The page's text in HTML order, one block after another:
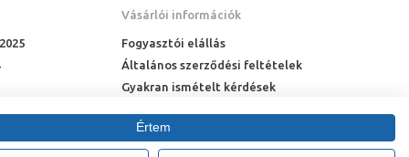
Vásárlói információk
Fogyasztói elállás
Általános szerződési feltételek
Gyakran ismételt kérdések
Fizetési feltételek
Házhozszállítás
Értem